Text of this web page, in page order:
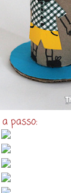
passo: